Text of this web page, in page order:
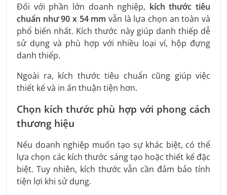
Đối với phần lớn doanh nghiệp, kích thước tiêu
chuẩn như 90 x 54 mm vẫn là lựa chọn an toàn và
phổ biến nhất. Kích thước này giúp danh thiếp dễ
sử dụng và phù hợp với nhiều loại ví, hộp đựng
danh thiếp.
Ngoài ra, kích thước tiêu chuẩn cũng giúp việc
thiết kế và in ấn thuận tiện hơn.
Chọn kích thước phù hợp với phong cách
thương hiệu
Nếu doanh nghiệp muốn tạo sự khác biệt, có thể
lựa chọn các kích thước sáng tạo hoặc thiết kế đặc
biệt. Tuy nhiên, kích thước vẫn cần đảm bảo tính
tiện lợi khi sử dụng.